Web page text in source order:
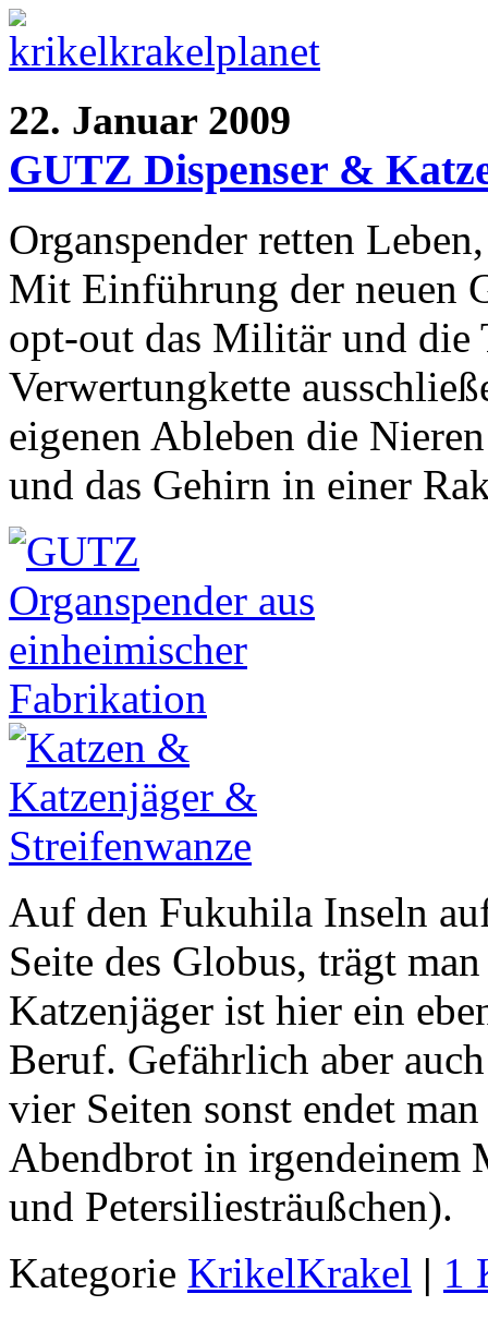
22. Januar 2009
GUTZ Dispenser &
Organspender retten
Mit Einführung der neuen
opt-out das Militär und die
Verwertungkette
eigenen Ableben die
und das Gehirn in einer
Auf den Fukuhila Inseln
Seite des Globus, trägt
Katzenjäger ist hier ein
Beruf. Gefährlich aber
vier Seiten sonst endet
Abendbrot in irgendeinem
und Petersiliesträußchen).
Kategorie KrikelKrakel | 1